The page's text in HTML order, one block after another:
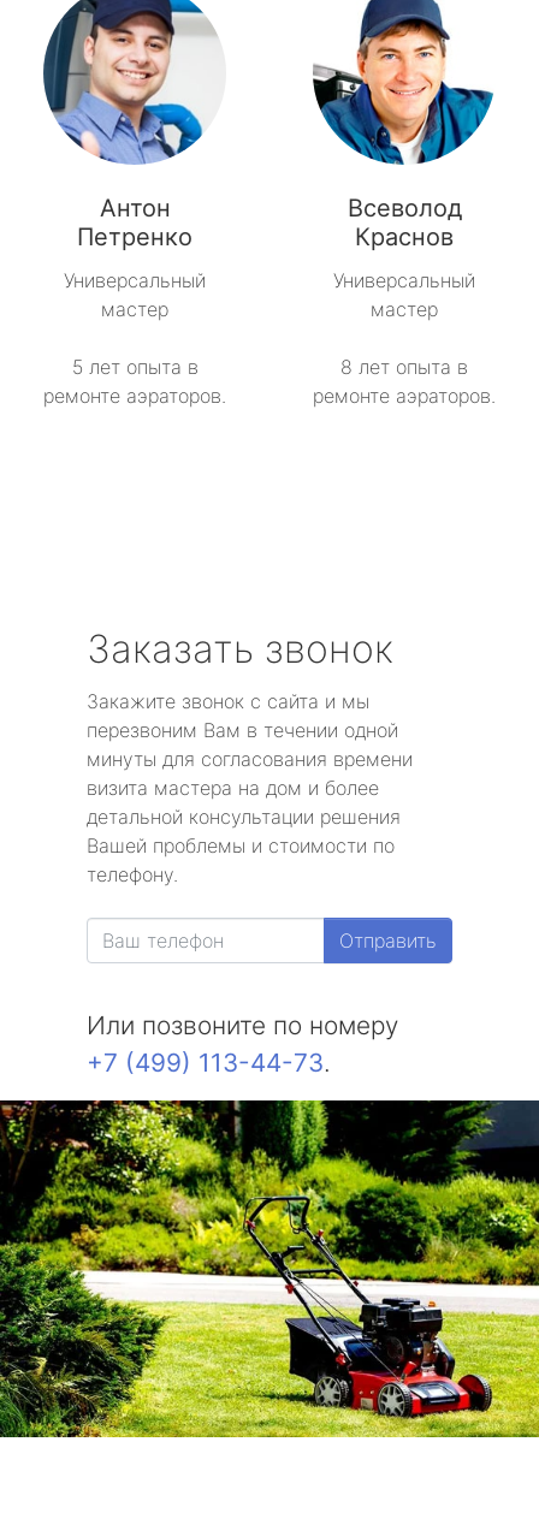
Антон
Петренко
Универсальный
мастер
5 лет опыта в
ремонте аэраторов.
Всеволод
Краснов
Универсальный
мастер
8 лет опыта в
ремонте аэраторов.
Заказать звонок
Закажите звонок с сайта и мы
перезвоним Вам в течении одной
минуты для согласования времени
визита мастера на дом и более
детальной консультации решения
Вашей проблемы и стоимости по
телефону.
Отправить
Или позвоните по номеру
+7 (499) 113-44-73.